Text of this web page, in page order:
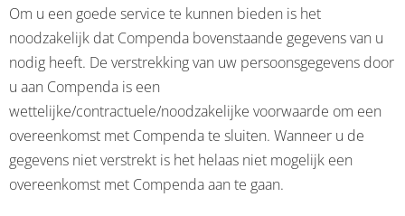
Om u een goede service te kunnen bieden is het
noodzakelijk dat Compenda bovenstaande gegevens van u
nodig heeft. De verstrekking van uw persoonsgegevens door
u aan Compenda is een
wettelijke/contractuele/noodzakelijke voorwaarde om een
overeenkomst met Compenda te sluiten. Wanneer u de
gegevens niet verstrekt is het helaas niet mogelijk een
overeenkomst met Compenda aan te gaan.